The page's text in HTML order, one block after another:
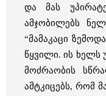
და მას
ამჯობილებს
“მამაკაცი
წყვილი. ის ხელს
მოძრაობის
ამტკიცებს, რომ